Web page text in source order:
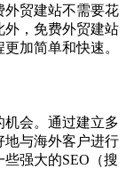
外贸建站不需要花
外，免费外贸建站
加简单和快速。
会。通过建立多
地与海外客户进行
强大的SEO（搜